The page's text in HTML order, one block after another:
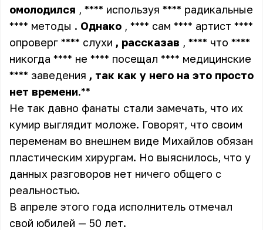
омолодился , **** используя **** радикальные
**** методы . Однако , **** сам **** артист ****
опроверг **** слухи , рассказав , **** что ****
никогда **** не **** посещал **** медицинские
**** заведения , так как у него на это просто
нет времени.**
Не так давно фанаты стали замечать, что их
кумир выглядит моложе. Говорят, что своим
переменам во внешнем виде Михайлов обязан
пластическим хирургам. Но выяснилось, что у
данных разговоров нет ничего общего с
реальностью.
В апреле этого года исполнитель отмечал
свой юбилей — 50 лет.